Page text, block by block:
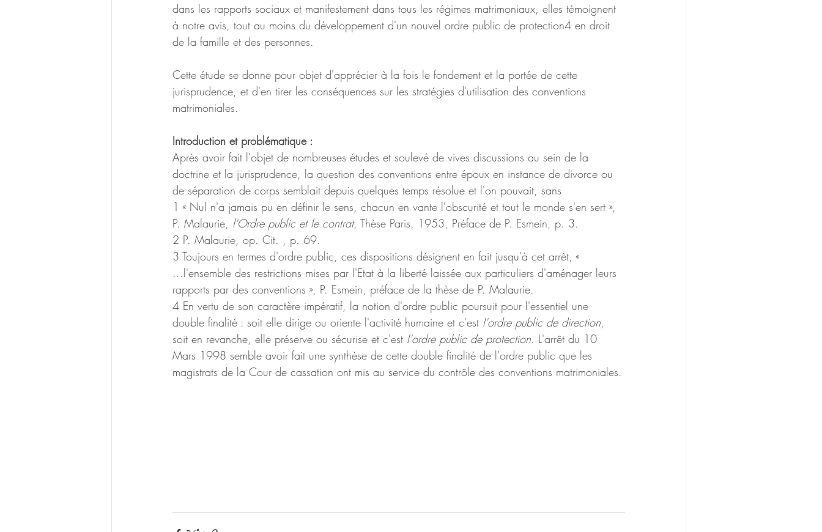
dans les rapports sociaux et manifestement dans tous les régimes matrimoniaux, elles témoignent
à notre avis, tout au moins du développement d'un nouvel ordre public de protection4 en droit
de la famille et des personnes.
Cette étude se donne pour objet d'apprécier à la fois le fondement et la portée de cette
jurisprudence, et d'en tirer les conséquences sur les stratégies d'utilisation des conventions
matrimoniales.
Introduction et problématique :
Après avoir fait l'objet de nombreuses études et soulevé de vives discussions au sein de la
doctrine et la jurisprudence, la question des conventions entre époux en instance de divorce ou
de séparation de corps semblait depuis quelques temps résolue et l'on pouvait, sans
1 « Nul n'a jamais pu en définir le sens, chacun en vante l'obscurité et tout le monde s'en sert »,
P. Malaurie, l'Ordre public et le contrat, Thèse Paris, 1953, Préface de P. Esmein, p. 3.
2 P. Malaurie, op. Cit. , p. 69.
3 Toujours en termes d'ordre public, ces dispositions désignent en fait jusqu'à cet arrêt, «
...l'ensemble des restrictions mises par l'Etat à la liberté laissée aux particuliers d'aménager leurs
rapports par des conventions », P. Esmein, préface de la thèse de P. Malaurie.
4 En vertu de son caractère impératif, la notion d'ordre public poursuit pour l'essentiel une
double finalité : soit elle dirige ou oriente l'activité humaine et c'est l'ordre public de direction,
soit en revanche, elle préserve ou sécurise et c'est l'ordre public de protection. L'arrêt du 10
Mars 1998 semble avoir fait une synthèse de cette double finalité de l'ordre public que les
magistrats de la Cour de cassation ont mis au service du contrôle des conventions matrimoniales.